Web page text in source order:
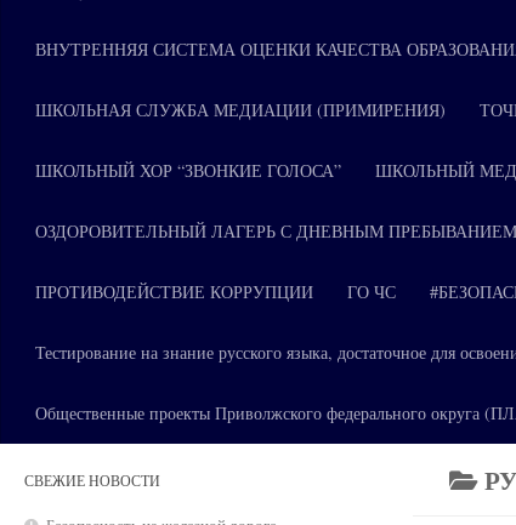
ВНУТРЕННЯЯ СИСТЕМА ОЦЕНКИ КАЧЕСТВА
ШКОЛЬНАЯ СЛУЖБА МЕДИАЦИИ (ПРИМИРЕНИЯ)
ШКОЛЬНЫЙ ХОР “ЗВОНКИЕ ГОЛОСА” ШКОЛЬНЫЙ
ОЗДОРОВИТЕЛЬНЫЙ ЛАГЕРЬ С ДНЕВНЫМ
ПРОТИВОДЕЙСТВИЕ КОРРУПЦИИ ГО ЧС
Тестирование на знание русского языка, достаточное для
Общественные проекты Приволжского федерального округа
СВЕЖИЕ НОВОСТИ